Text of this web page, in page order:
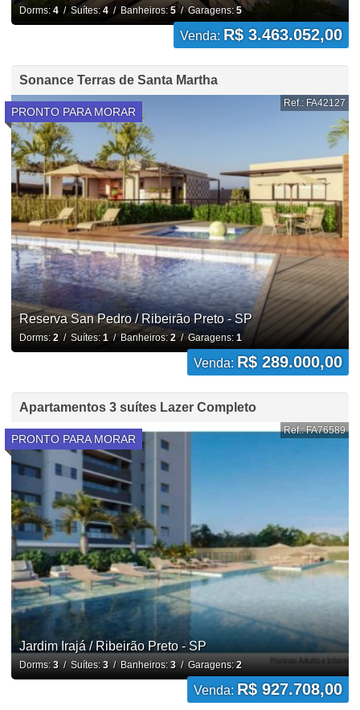
Dorms: 4/ Suítes:4/ Banheiros: 5/ Garagens: 5
Venda: R$ 3.463.052,00
Sonance Terras de Santa Martha
PRONTO PARA MORAR
Ref.: FA42127
Reserva San Pedro / Ribeirão Preto - SP
Dorms: 2/ Suítes: 1/ Banheiros:2/ Garagens: 1
Venda: R$ 289.000,00
Apartamentos 3 suítes Lazer Completo
PRONTO PARA MORAR
Ref.: FA76589
Jardim Irajá / Ribeirão Preto - SP
Dorms: 3/ Suítes: 3/ Banheiros: 3/ Garagens: 2
Venda: R$ 927.708,00